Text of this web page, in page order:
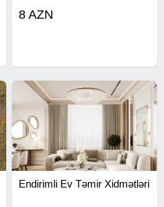
8 AZN
Endirimli Ev Təmir Xidmətləri